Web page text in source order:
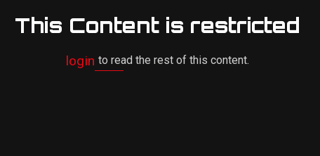
This Content is restricted
login to read the rest of this content.